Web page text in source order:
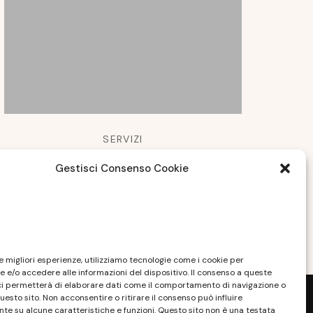
Gestisci Consenso Cookie
migliori esperienze, utilizziamo tecnologie come i cookie per
e/o accedere alle informazioni del dispositivo. Il consenso a queste
permetterà di elaborare dati come il comportamento di navigazione o
sito. Non acconsentire o ritirare il consenso può influire
su alcune caratteristiche e funzioni. Questo sito non è una testata
SERVIZI
Riparazione auto a Fara in